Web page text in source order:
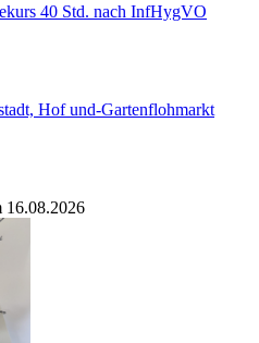
40 Std. nach InfHygVO
Hof und-Gartenflohmarkt
16.08.2026